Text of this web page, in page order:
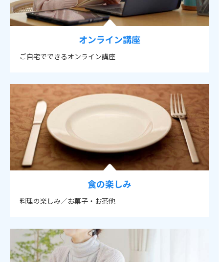
オンライン講座
ご自宅でできるオンライン講座
食の楽しみ
料理の楽しみ／お菓子・お茶他